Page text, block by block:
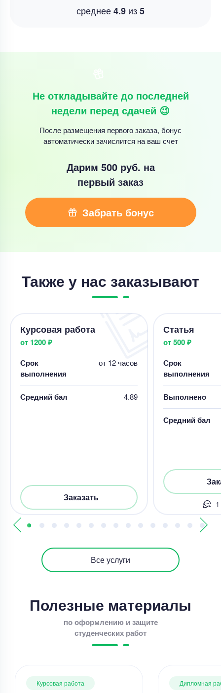
среднее4.9 из5
Не откладывайте до последней
недели перед сдачей 😉
После размещения первого заказа, бонус
автоматически зачислится на ваш счет
Дарим 500 руб. на
первый заказ
Забрать бонус
Также у нас заказывают
Курсовая работа
от 1200 ₽
Срок
выполнения
от 12 часов
Средний бал 4.89
Заказать
Статья
от 500 ₽
Срок
выполнения
Выполнено
Средний бал
Все услуги
Полезные материалы
по оформлению и защите
студенческих работ
Курсовая работа Дипломная